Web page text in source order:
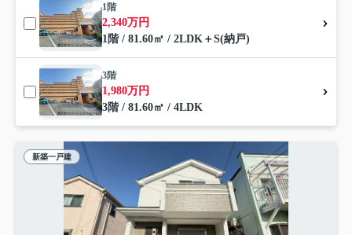
1階
2,340万円
1階 / 81.60㎡ / 2LDK＋S(納戸)
3階
1,980万円
3階 / 81.60㎡ / 4LDK
新築一戸建